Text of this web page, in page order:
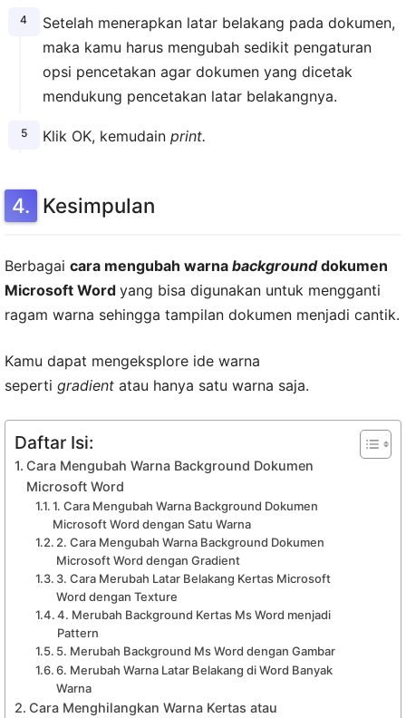
Setelah menerapkan latar belakang pada dokumen,
maka kamu harus mengubah sedikit pengaturan
opsi pencetakan agar dokumen yang dicetak
mendukung pencetakan latar belakangnya.
Klik OK, kemudain print.
Kesimpulan
Berbagai cara mengubah warna backgrounddokumen
Microsoft Word yang bisa digunakan untuk mengganti
ragam warna sehingga tampilan dokumen menjadi cantik.
Kamu dapat mengeksplore ide warna
seperti gradient atau hanya satu warna saja.
Daftar Isi:
Cara Mengubah Warna Background Dokumen
Microsoft Word
1. Cara Mengubah Warna Background Dokumen
Microsoft Word dengan Satu Warna
2. Cara Mengubah Warna Background Dokumen
Microsoft Word dengan Gradient
3. Cara Merubah Latar Belakang Kertas Microsoft
Word dengan Texture
4. Merubah Background Kertas Ms Word menjadi
Pattern
5. Merubah Background Ms Word dengan Gambar
6. Merubah Warna Latar Belakang di Word Banyak
Warna
Cara Menghilangkan Warna Kertas atau